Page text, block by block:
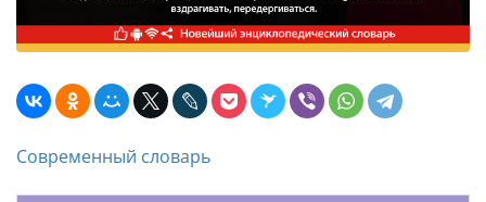
Современный словарь